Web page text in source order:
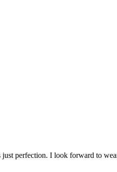
perfection. I look forward to